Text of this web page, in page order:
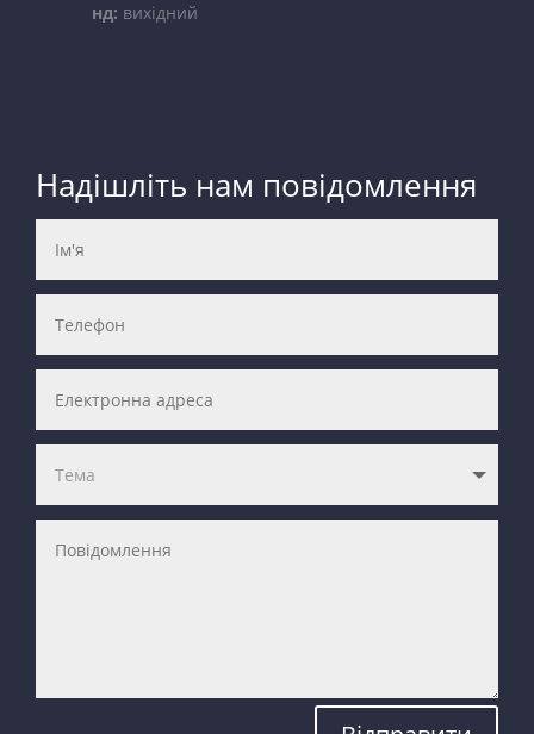
нд: вихідний
Надішліть нам повідомлення